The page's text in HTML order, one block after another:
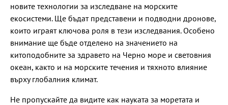
новите технологии за изследване на морските
екосистеми. Ще бъдат представени и подводни дронове,
които играят ключова роля в тези изследвания. Особено
внимание ще бъде отделено на значението на
китоподобните за здравето на Черно море и световния
океан, както и на морските течения и тяхното влияние
върху глобалния климат.
Не пропускайте да видите как науката за моретата и